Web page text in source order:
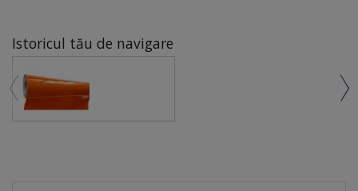
Istoricul tău de navigare